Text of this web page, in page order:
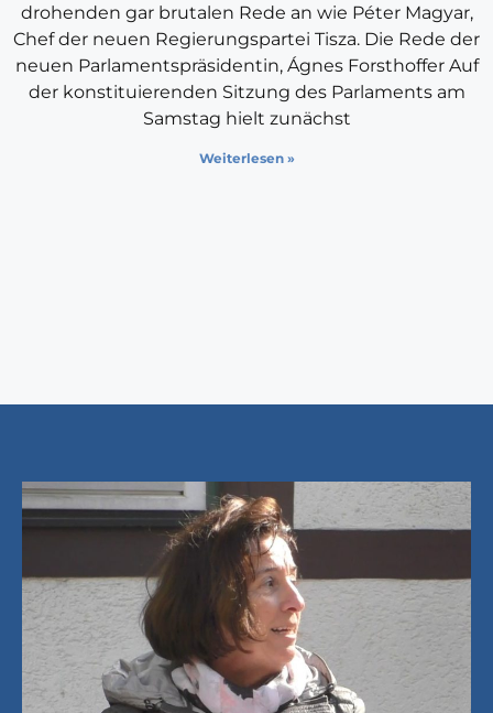
drohenden gar brutalen Rede an wie Péter Magyar,
Chef der neuen Regierungspartei Tisza. Die Rede der
neuen Parlamentspräsidentin, Ágnes Forsthoffer Auf
der konstituierenden Sitzung des Parlaments am
Samstag hielt zunächst
Weiterlesen »